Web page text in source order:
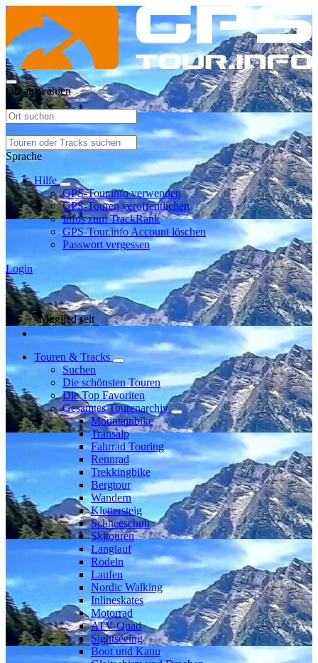
Ort auswählen
Sprache
Hilfe
GPS-Tour.info verwenden
GPS-Touren veröffentlichen
Infos zum TrackRank
GPS-Tour.info Account löschen
Passwort vergessen
Login
Mitglied seit
Touren & Tracks
Suchen
Die schönsten Touren
Die Top Favoriten
Gesamtes Tourenarchiv
Mountainbike
Transalp
Fahrrad Touring
Rennrad
Trekkingbike
Bergtour
Wandern
Klettersteig
Schneeschuh
Skitouren
Langlauf
Rodeln
Laufen
Nordic Walking
Inlineskates
Motorrad
ATV-Quad
Sightseeing
Boot und Kanu